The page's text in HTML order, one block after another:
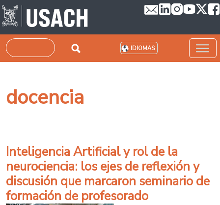
Pasar al contenido principal
Buscar IDIOMAS
docencia
Inteligencia Artificial y rol de la
neurociencia: los ejes de reflexión y
discusión que marcaron seminario de
formación de profesorado